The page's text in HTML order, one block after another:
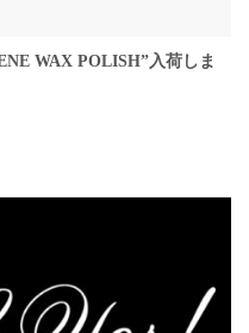
WAX POLISH”入荷しま